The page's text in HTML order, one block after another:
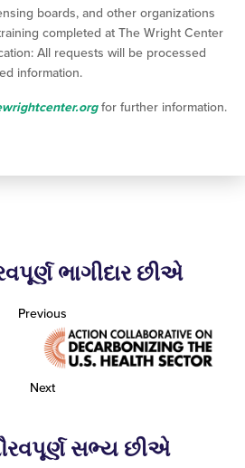
boards, and other organizations
completed at The Wright Center
All requests will be processed
information.
for further information.
ભાગીદાર છીએ
Previous
Next
સભ્ય છીએ